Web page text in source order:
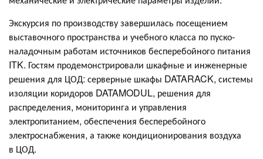
Экскурсия по производству завершилась посещением
выставочного пространства и учебного класса по пуско-
наладочным работам источников бесперебойного питания
ITK. Гостям продемонстрировали шкафные и инженерные
решения для ЦОД: серверные шкафы DATARACK, системы
изоляции коридоров DATAMODUL, решения для
распределения, мониторинга и управления
электропитанием, обеспечения бесперебойного
электроснабжения, а также кондиционирования воздуха
в ЦОД.